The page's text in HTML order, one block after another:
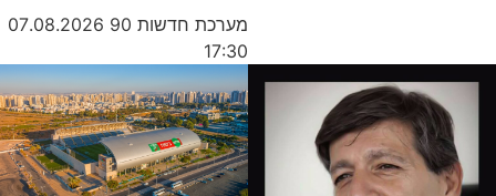
מערכת חדשות 90
07.08.2026
17:30